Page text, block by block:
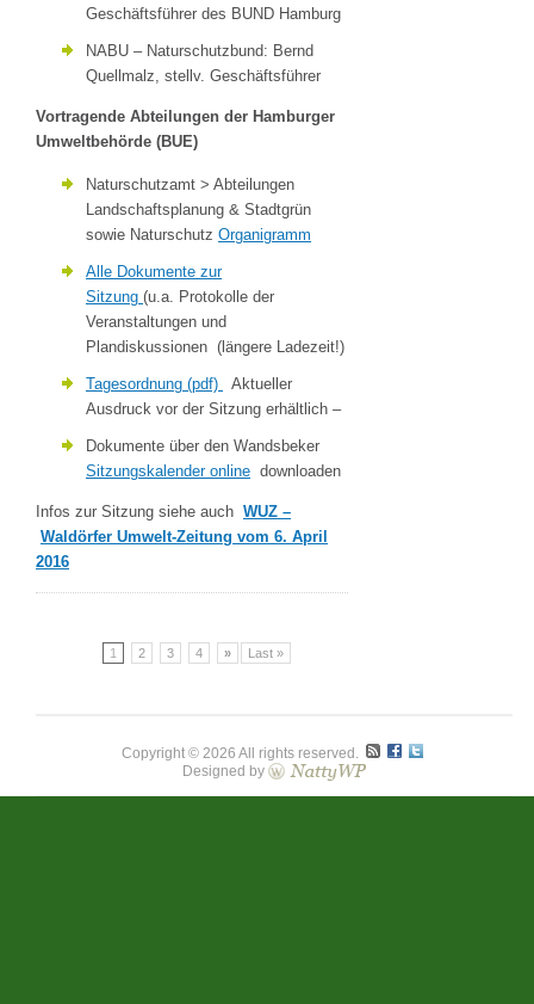
Geschäftsführer des BUND Hamburg
NABU – Naturschutzbund: Bernd
Quellmalz, stellv. Geschäftsführer
Vortragende Abteilungen der Hamburger
Umweltbehörde (BUE)
Naturschutzamt > Abteilungen
Landschaftsplanung & Stadtgrün
sowie Naturschutz Organigramm
Alle Dokumente zur
Sitzung (u.a. Protokolle der
Veranstaltungen und
Plandiskussionen (längere Ladezeit!)
Tagesordnung (pdf)
Aktueller
Ausdruck vor der Sitzung erhältlich –
Dokumente über den Wandsbeker
Sitzungskalender online downloaden
Infos zur Sitzung siehe auch WUZ –
Waldörfer Umwelt-Zeitung vom 6. April
2016
1 2 3 4 » Last »
Copyright © 2026 All rights reserved.
Designed by